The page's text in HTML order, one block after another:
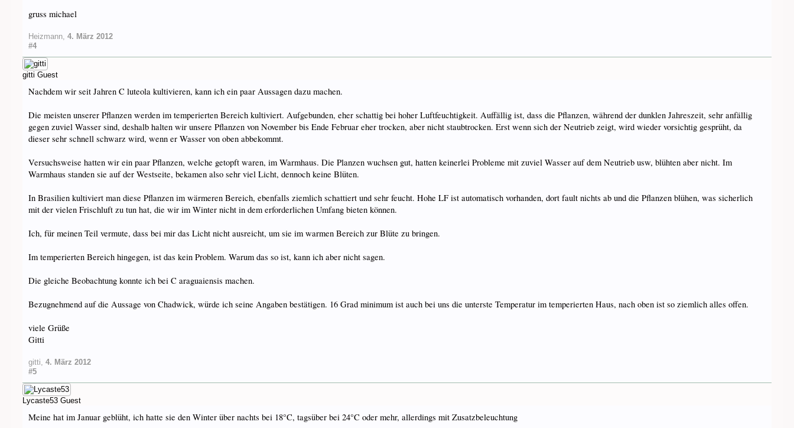
gruss michael
Heizmann, 4. März 2012
#4
gitti Guest
Nachdem wir seit Jahren C luteola kultivieren, kann ich ein paar Aussagen dazu machen.
Die meisten unserer Pflanzen werden im temperierten Bereich kultiviert. Aufgebunden, eher schattig bei hoher Luftfeuchtigkeit. Auffällig ist, dass die Pflanzen, während der dunklen Jahreszeit, sehr anfällig
gegen zuviel Wasser sind, deshalb halten wir unsere Pflanzen von November bis Ende Februar eher trocken, aber nicht staubtrocken. Erst wenn sich der Neutrieb zeigt, wird wieder vorsichtig gesprüht, da
dieser sehr schnell schwarz wird, wenn er Wasser von oben abbekommt.
Versuchsweise hatten wir ein paar Pflanzen, welche getopft waren, im Warmhaus. Die Planzen wuchsen gut, hatten keinerlei Probleme mit zuviel Wasser auf dem Neutrieb usw, blühten aber nicht. Im
Warmhaus standen sie auf der Westseite, bekamen also sehr viel Licht, dennoch keine Blüten.
In Brasilien kultiviert man diese Pflanzen im wärmeren Bereich, ebenfalls ziemlich schattiert und sehr feucht. Hohe LF ist automatisch vorhanden, dort fault nichts ab und die Pflanzen blühen, was sicherlich
mit der vielen Frischluft zu tun hat, die wir im Winter nicht in dem erforderlichen Umfang bieten können.
Ich, für meinen Teil vermute, dass bei mir das Licht nicht ausreicht, um sie im warmen Bereich zur Blüte zu bringen.
Im temperierten Bereich hingegen, ist das kein Problem. Warum das so ist, kann ich aber nicht sagen.
Die gleiche Beobachtung konnte ich bei C araguaiensis machen.
Bezugnehmend auf die Aussage von Chadwick, würde ich seine Angaben bestätigen. 16 Grad minimum ist auch bei uns die unterste Temperatur im temperierten Haus, nach oben ist so ziemlich alles offen.
viele Grüße
Gitti
gitti, 4. März 2012
#5
Lycaste53 Guest
Meine hat im Januar geblüht, ich hatte sie den Winter über nachts bei 18°C, tagsüber bei 24°C oder mehr, allerdings mit Zusatzbeleuchtung